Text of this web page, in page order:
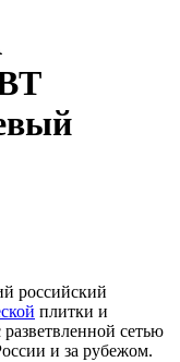
российский
плитки и
разветвленной сетью
и за рубежом.